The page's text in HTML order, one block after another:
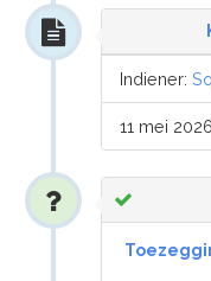
Indiener:
11 mei 2026